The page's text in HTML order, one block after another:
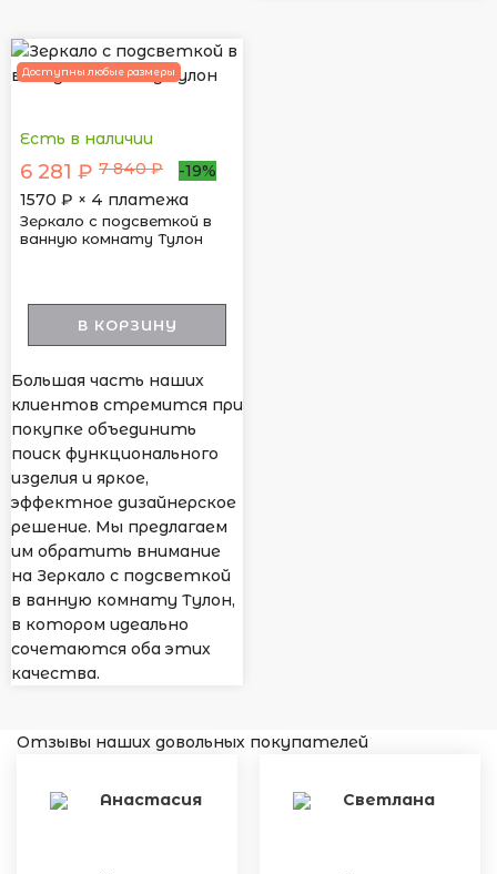
Доступны любые размеры
Есть в наличии
6 281 ₽ 7 840 ₽
-19%
1570 ₽ × 4 платежа
Зеркало с подсветкой в
ванную комнату Тулон
В КОРЗИНУ
Большая часть наших
клиентов стремится при
покупке объединить
поиск функционального
изделия и яркое,
эффектное дизайнерское
решение. Мы предлагаем
им обратить внимание
на Зеркало с подсветкой
в ванную комнату Тулон,
в котором идеально
сочетаются оба этих
качества.
Отзывы наших довольных покупателей
Анастасия Светлана